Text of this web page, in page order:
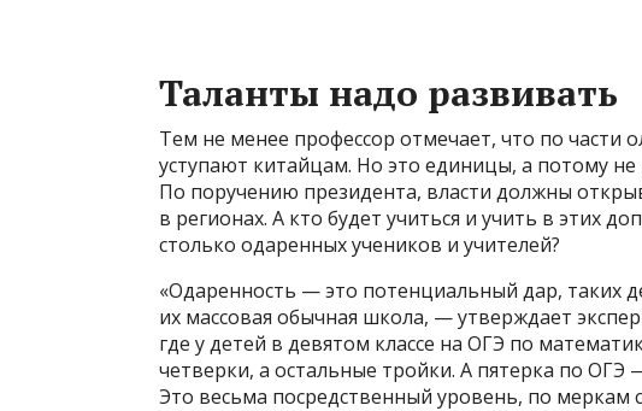
Таланты надо развивать
Тем не менее профессор отмечает, что по
уступают китайцам. Но это единицы, а потому не
По поручению президента, власти должны
в регионах. А кто будет учиться и учить в этих
столько одаренных учеников и учителей?
«Одаренность — это потенциальный дар, таких
их массовая обычная школа, — утверждает
где у детей в девятом классе на ОГЭ по
четверки, а остальные тройки. А пятерка по ОГЭ
Это весьма посредственный уровень, по меркам